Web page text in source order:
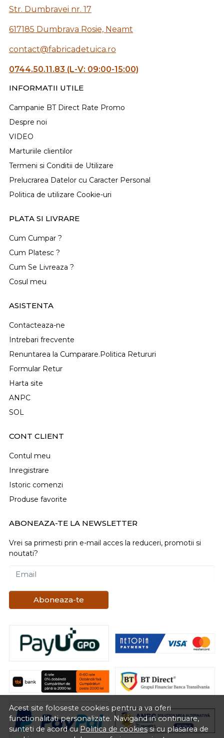
Acest site foloseste cookies pentru a va oferi
functionalitati personalizate. Navigand in continuare,
sunteti de acord cu Politica de cookiessi cu plasarea de
Str. Dumbravei nr. 17
617185 Dumbrava Rosie, Neamt
contact@fabricadetuica.ro
0744.50.11.83 (L-V: 09:00-15:00)
INFORMATII UTILE
Campanie BT Direct Rate Promo
Despre noi
VIDEO
Marturiile clientilor
Termeni si Conditii de Utilizare
Prelucrarea Datelor cu Caracter Personal
Politica de utilizare Cookie-uri
PLATA SI LIVRARE
Cum Cumpar ?
Cum Platesc ?
Cum Se Livreaza ?
Cosul meu
ASISTENTA
Contacteaza-ne
Intrebari frecvente
Renuntarea la Cumparare.Politica Retururi
Formular Retur
Harta site
ANPC
SOL
CONT CLIENT
Contul meu
Inregistrare
Istoric comenzi
Produse favorite
ABONEAZA-TE LA NEWSLETTER
Vrei sa primesti prin e-mail acces la reduceri, promotii si
noutati?
Email
Aboneaza-te